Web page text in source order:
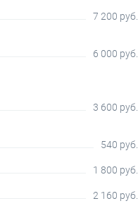
7 200 руб.
6 000 руб.
3 600 руб.
540 руб.
1 800 руб.
2 160 руб.